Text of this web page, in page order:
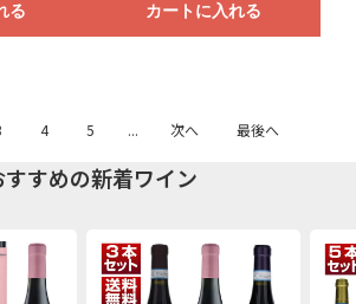
る カートに入れる
4 5 ... 次へ 最後へ
すすめの新着ワイン